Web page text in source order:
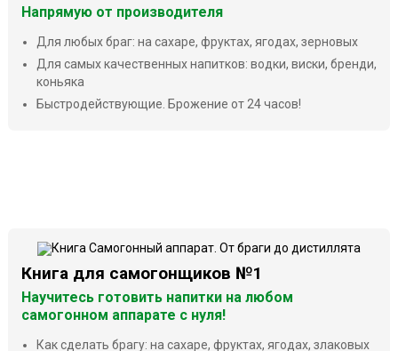
Напрямую от производителя
Для любых браг: на сахаре, фруктах, ягодах, зерновых
Для самых качественных напитков: водки, виски, бренди,
коньяка
Быстродействующие. Брожение от 24 часов!
Книга для самогонщиков №1
Научитесь готовить напитки на любом
самогонном аппарате с нуля!
Как сделать брагу: на сахаре, фруктах, ягодах, злаковых